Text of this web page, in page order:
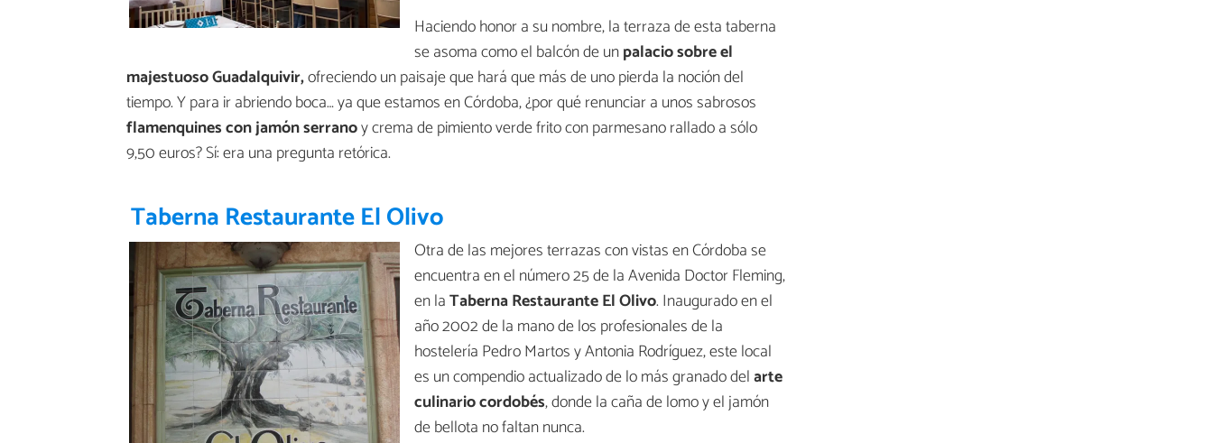
Haciendo honor a su nombre, la terraza de esta taberna
se asoma como el balcón de unpalacio sobre el
majestuoso Guadalquivir,ofreciendo un paisaje que hará que más de uno pierda la noción del
tiempo. Y para ir abriendo boca… ya que estamos en Córdoba, ¿por qué renunciar a unos sabrosos
flamenquines con jamón serranoy crema de pimiento verde frito con parmesano rallado a sólo
9,50 euros? Sí: era una pregunta retórica.
Taberna Restaurante El Olivo
Otra de las mejores terrazas con vistas en Córdoba se
encuentra en el número 25 de la Avenida Doctor Fleming,
en laTaberna Restaurante El Olivo. Inaugurado en el
año 2002 de la mano de los profesionales de la
hostelería Pedro Martos y Antonia Rodríguez, este local
es un compendio actualizado de lo más granado delarte
culinario cordobés, donde la caña de lomo y el jamón
de bellota no faltan nunca.